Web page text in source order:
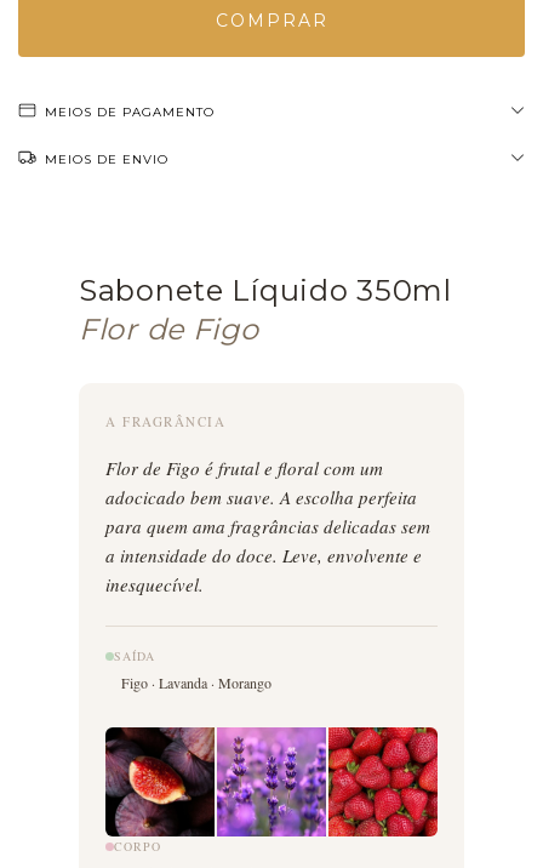
MEIOS DE PAGAMENTO
MEIOS DE ENVIO
Sabonete Líquido 350ml
Flor de Figo
A FRAGRÂNCIA
Flor de Figo é frutal e floral com um
adocicado bem suave. A escolha perfeita
para quem ama fragrâncias delicadas sem
a intensidade do doce. Leve, envolvente e
inesquecível.
SAÍDA
Figo · Lavanda · Morango
CORPO